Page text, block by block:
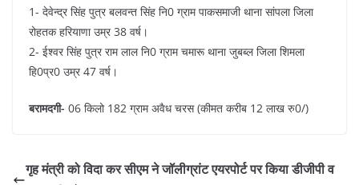
1- देवेन्द्र सिंह पुत्र बलवन्त सिंह नि0 ग्राम पाकसमाजी थाना सांपला जिला
रोहतक हरियाणा उम्र 38 वर्ष।
2- ईश्वर सिंह पुत्र राम लाल नि0 ग्राम चमारू थाना जुबब्ल जिला शिमला
हि0प्र0 उम्र 47 वर्ष।
बरामदगी- 06 किलो 182 ग्राम अवैध चरस (कीमत करीब 12 लाख रु0/)
गृह मंत्री को विदा कर सीएम ने जॉलीग्रांट एयरपोर्ट पर किया डीजीपी व